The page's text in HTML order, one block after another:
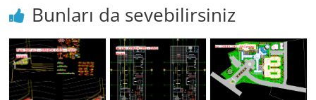
Bunları da sevebilirsiniz